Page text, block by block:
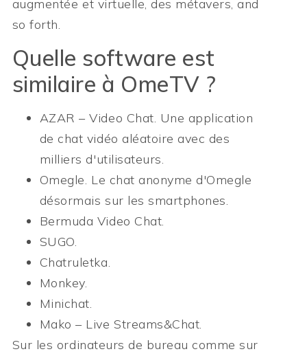
augmentée et virtuelle, des métavers, and
so forth.
Quelle software est
similaire à OmeTV ?
AZAR – Video Chat. Une application
de chat vidéo aléatoire avec des
milliers d'utilisateurs.
Omegle. Le chat anonyme d'Omegle
désormais sur les smartphones.
Bermuda Video Chat.
SUGO.
Chatruletka.
Monkey.
Minichat.
Mako – Live Streams&Chat.
Sur les ordinateurs de bureau comme sur